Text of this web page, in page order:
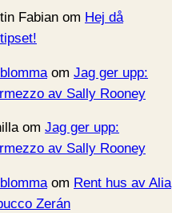
Fabian om Hej då
om Jag ger upp:
av Sally Rooney
om Jag ger upp:
av Sally Rooney
om Rent hus av Alia
Zerán